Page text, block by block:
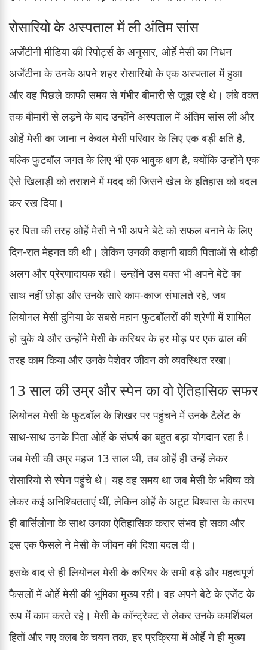
रोसारियो के अस्पताल में ली अंतिम सांस
अर्जेंटीनी मीडिया की रिपोर्ट्स के अनुसार, ओर्हे मेसी का निधन
अर्जेंटीना के उनके अपने शहर रोसारियो के एक अस्पताल में हुआ
और वह पिछले काफी समय से गंभीर बीमारी से जूझ रहे थे। लंबे वक्त
तक बीमारी से लड़ने के बाद उन्होंने अस्पताल में अंतिम सांस ली और
ओर्हे मेसी का जाना न केवल मेसी परिवार के लिए एक बड़ी क्षति है,
बल्कि फुटबॉल जगत के लिए भी एक भावुक क्षण है, क्योंकि उन्होंने एक
ऐसे खिलाड़ी को तराशने में मदद की जिसने खेल के इतिहास को बदल
कर रख दिया।
हर पिता की तरह ओर्हे मेसी ने भी अपने बेटे को सफल बनाने के लिए
दिन-रात मेहनत की थी। लेकिन उनकी कहानी बाकी पिताओं से थोड़ी
अलग और प्रेरणादायक रही। उन्होंने उस वक्त भी अपने बेटे का
साथ नहीं छोड़ा और उनके सारे काम-काज संभालते रहे, जब
लियोनल मेसी दुनिया के सबसे महान फुटबॉलरों की श्रेणी में शामिल
हो चुके थे और उन्होंने मेसी के करियर के हर मोड़ पर एक ढाल की
तरह काम किया और उनके पेशेवर जीवन को व्यवस्थित रखा।
13 साल की उम्र और स्पेन का वो ऐतिहासिक सफर
लियोनल मेसी के फुटबॉल के शिखर पर पहुंचने में उनके टैलेंट के
साथ-साथ उनके पिता ओर्हे के संघर्ष का बहुत बड़ा योगदान रहा है।
जब मेसी की उम्र महज 13 साल थी, तब ओर्हे ही उन्हें लेकर
रोसारियो से स्पेन पहुंचे थे। यह वह समय था जब मेसी के भविष्य को
लेकर कई अनिश्चितताएं थीं, लेकिन ओर्हे के अटूट विश्वास के कारण
ही बार्सिलोना के साथ उनका ऐतिहासिक करार संभव हो सका और
इस एक फैसले ने मेसी के जीवन की दिशा बदल दी।
इसके बाद से ही लियोनल मेसी के करियर के सभी बड़े और महत्वपूर्ण
फैसलों में ओर्हे मेसी की भूमिका मुख्य रही। वह अपने बेटे के एजेंट के
रूप में काम करते रहे। मेसी के कॉन्ट्रेक्ट से लेकर उनके कमर्शियल
हितों और नए क्लब के चयन तक, हर प्रक्रिया में ओर्हे ने ही मुख्य